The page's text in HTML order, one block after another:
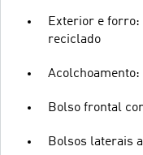
Exterior e forro:
reciclado
Bolso frontal
Bolsos laterais